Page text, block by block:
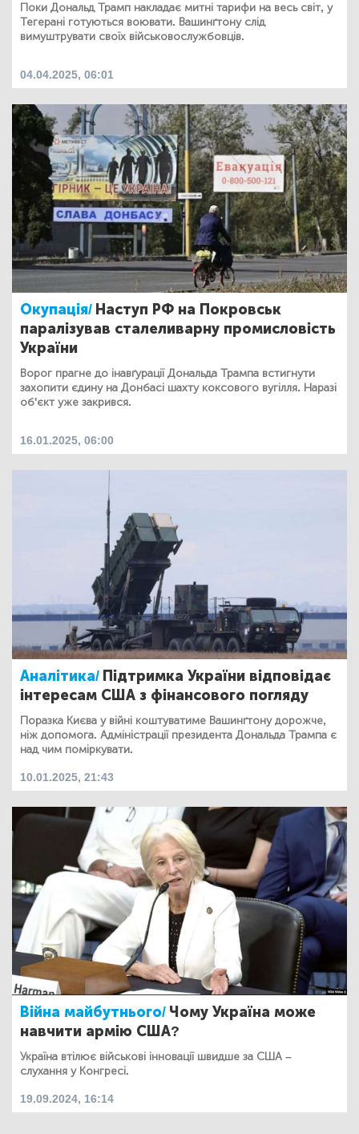
Поки Дональд Трамп накладає митні тарифи на весь світ, у
Тегерані готуються воювати. Вашинґтону слід
вимуштрувати своїх військовослужбовців.
04.04.2025, 06:01
Окупація/ Наступ РФ на Покровськ
паралізував сталеливарну промисловість
України
Ворог прагне до інавґурації Дональда Трампа встигнути
захопити єдину на Донбасі шахту коксового вугілля. Наразі
об'єкт уже закрився.
16.01.2025, 06:00
Аналітика/ Підтримка України відповідає
інтересам США з фінансового погляду
Поразка Києва у війні коштуватиме Вашинґтону дорожче,
ніж допомога. Адміністрації президента Дональда Трампа є
над чим поміркувати.
10.01.2025, 21:43
Війна майбутнього/ Чому Україна може
навчити армію США?
Україна втілює військові інновації швидше за США –
слухання у Конгресі.
19.09.2024, 16:14